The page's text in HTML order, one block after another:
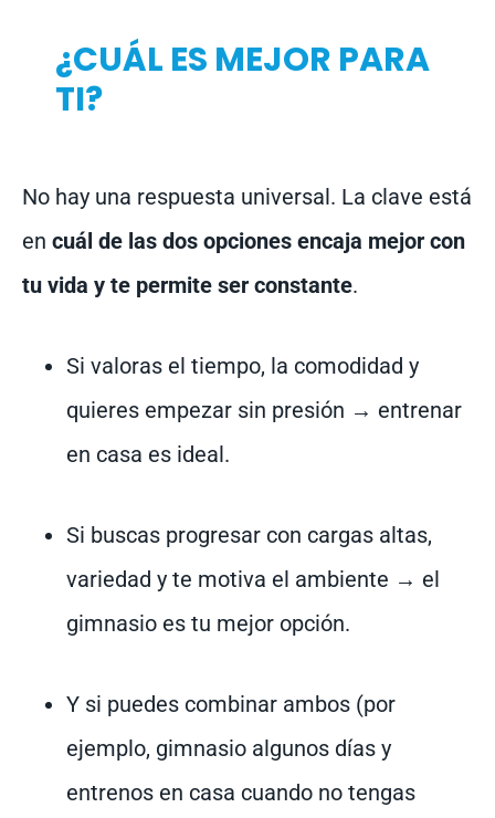
¿CUÁL ES MEJOR PARA
TI?
No hay una respuesta universal. La clave está
en cuál de las dos opciones encaja mejor con
tu vida y te permite ser constante.
Si valoras el tiempo, la comodidad y
quieres empezar sin presión → entrenar
en casa es ideal.
Si buscas progresar con cargas altas,
variedad y te motiva el ambiente → el
gimnasio es tu mejor opción.
Y si puedes combinar ambos (por
ejemplo, gimnasio algunos días y
entrenos en casa cuando no tengas